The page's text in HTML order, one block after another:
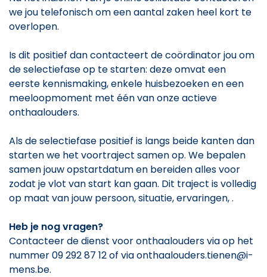
we jou telefonisch om een aantal zaken heel kort te
overlopen.
Is dit positief dan contacteert de coördinator jou om
de selectiefase op te starten: deze omvat een
eerste kennismaking, enkele huisbezoeken en een
meeloopmoment met één van onze actieve
onthaalouders.
Als de selectiefase positief is langs beide kanten dan
starten we het voortraject samen op. We bepalen
samen jouw opstartdatum en bereiden alles voor
zodat je vlot van start kan gaan. Dit traject is volledig
op maat van jouw persoon, situatie, ervaringen, .
Heb je nog vragen?
Contacteer de dienst voor onthaalouders via op het
nummer 09 292 87 12 of via onthaalouders.tienen@i-
mens.be.